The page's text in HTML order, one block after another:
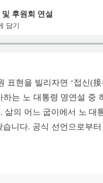
후원회 연설
담기
표현을 빌리자면 ‘접신(
는 노 대통령 명연설 중
의 어느 굽이에서 노 대
니다. 공식 선언으로부